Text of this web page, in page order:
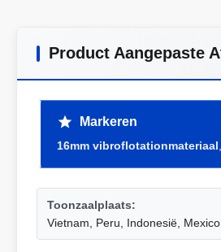
Product Aangepaste
Markeren
16mm vibroflotationmateriaal
Toonzaalplaats:
Vietnam, Peru, Indonesië,